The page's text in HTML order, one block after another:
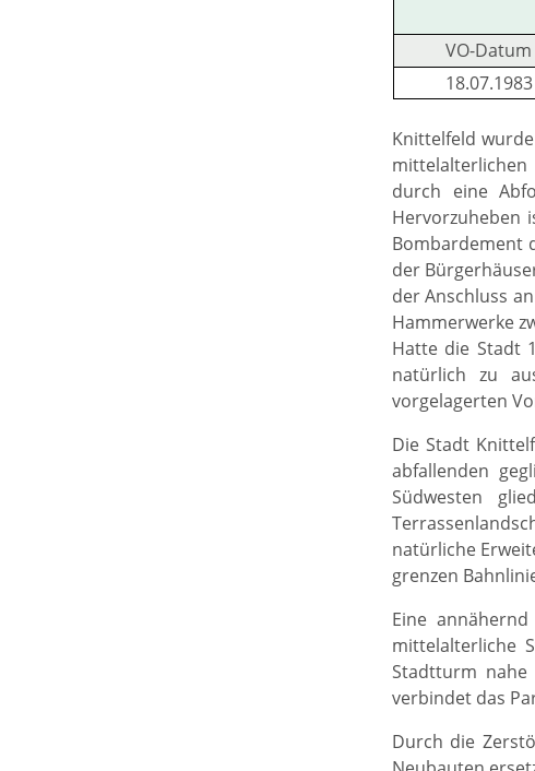
VO-Datum
18.07.1983
Knittelfeld
durch eine
Hervorzuheben
Bombardement
der
der Anschluss
Hammerwerke
Hatte die Stadt
natürlich zu
vorgelagerten
Die Stadt
abfallenden
Südwesten
natürliche
grenzen
Eine
mittelalterliche
Stadtturm nahe
verbindet das
Durch die